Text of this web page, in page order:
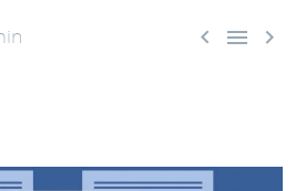
  